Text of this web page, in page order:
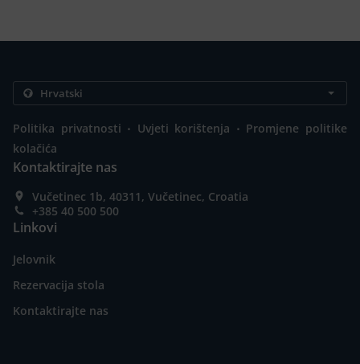
Politika privatnosti . Uvjeti korištenja . Promjene politike
kolačića
Kontaktirajte nas
Vučetinec 1b, 40311, Vučetinec, Croatia
+385 40 500 500
Linkovi
Jelovnik
Rezervacija stola
Kontaktirajte nas